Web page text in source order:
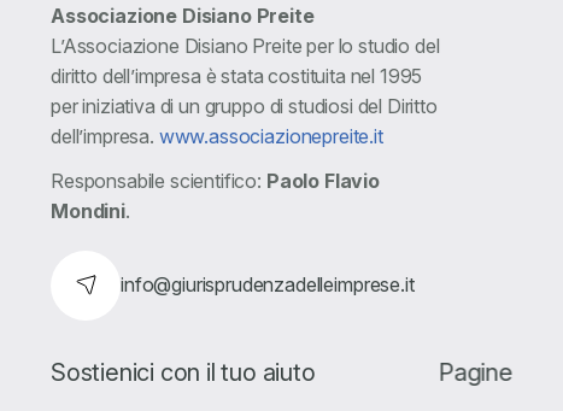
Associazione Disiano Preite
L’Associazione Disiano Preite per lo studio del
diritto dell’impresa è stata costituita nel 1995
per iniziativa di un gruppo di studiosi del Diritto
dell’impresa. www.associazionepreite.it
Responsabile scientifico: Paolo Flavio
Mondini.
info@giurisprudenzadelleimprese.it
Sostienici con il tuo aiuto Pagine